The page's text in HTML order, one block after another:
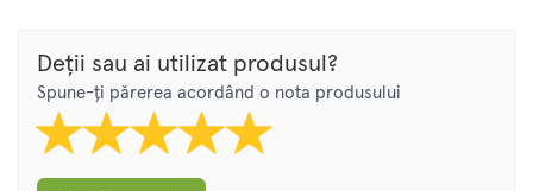
Deții sau ai utilizat produsul?
Spune-ți părerea acordând o nota produsului